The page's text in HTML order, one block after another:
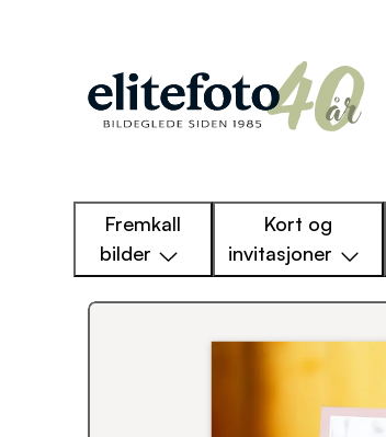
Fremkall
bilder
Kort og
invitasjoner